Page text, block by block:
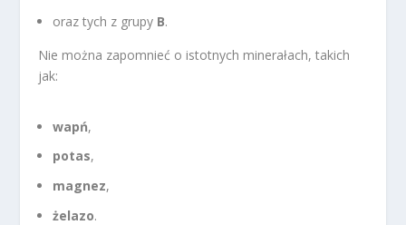
oraz tych z grupy B.
Nie można zapomnieć o istotnych minerałach, takich
jak:
wapń,
potas,
magnez,
żelazo.